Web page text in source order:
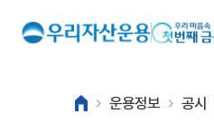
운용정보 공시